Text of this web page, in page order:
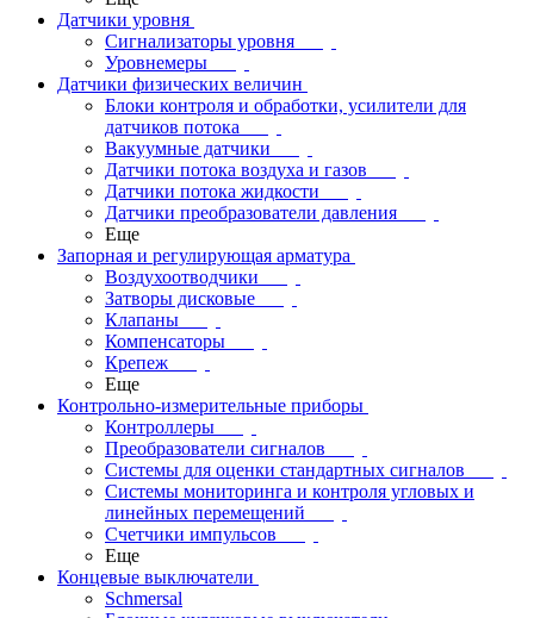
Датчики уровня
Сигнализаторы уровня
Уровнемеры
Датчики физических величин
Блоки контроля и обработки, усилители для
датчиков потока
Вакуумные датчики
Датчики потока воздуха и газов
Датчики потока жидкости
Датчики преобразователи давления
Еще
Запорная и регулирующая арматура
Воздухоотводчики
Затворы дисковые
Клапаны
Компенсаторы
Крепеж
Еще
Контрольно-измерительные приборы
Контроллеры
Преобразователи сигналов
Системы для оценки стандартных сигналов
Системы мониторинга и контроля угловых и
линейных перемещений
Счетчики импульсов
Еще
Концевые выключатели
Schmersal